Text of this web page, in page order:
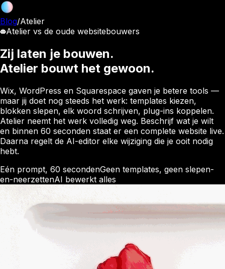
Blog/Atelier
Atelier vs de oude websitebouwers
Zij laten je bouwen.
Atelier bouwt het gewoon.
Wix, WordPress en Squarespace gaven je betere tools —
maar jij doet nog steeds het werk: templates kiezen,
blokken slepen, elk woord schrijven, plug-ins koppelen.
Atelier neemt het werk volledig weg. Beschrijf wat je wilt
en binnen 60 seconden staat er een complete website live.
Daarna regelt de AI-editor elke wijziging die je ooit nodig
hebt.
Eén prompt, 60 secondenGeen templates, geen slepen-
en-neerzettenAI bewerkt alles